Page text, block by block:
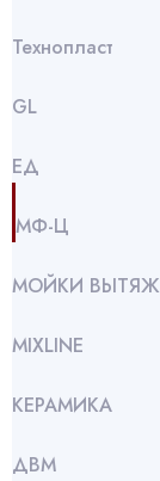
Технопласт
GL
ЕД
МФ-Ц
МОЙКИ
МIXLINE
КЕРАМИКА
ДВМ